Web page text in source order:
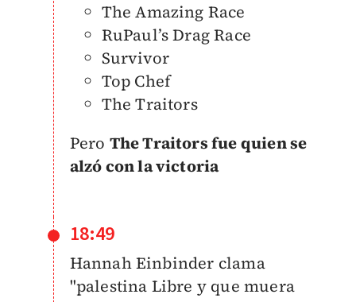
The Amazing Race
RuPaul’s Drag Race
Survivor
Top Chef
The Traitors
Pero The Traitors fue quien se
alzó con la victoria
18:49
Hannah Einbinder clama
"palestina Libre y que muera